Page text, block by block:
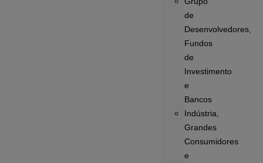
de
Desenvolvedores,
Fundos
de
Investimento
e
Bancos
Indústria,
Grandes
Consumidores
e